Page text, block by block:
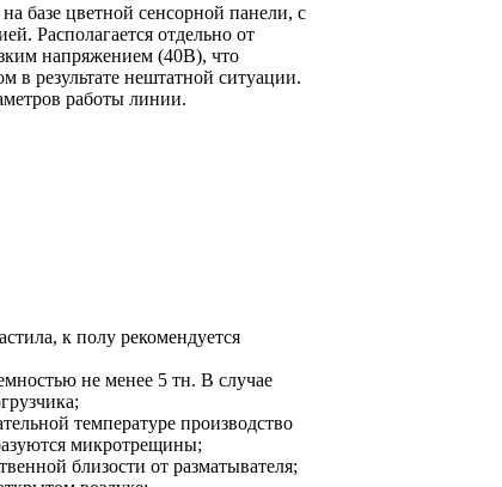
базе цветной сенсорной панели, с
Располагается отдельно от
напряжением (40В), что
в результате нештатной ситуации.
работы линии.
к полу рекомендуется
не менее 5 тн. В случае
температуре производство
микротрещины;
близости от разматывателя;